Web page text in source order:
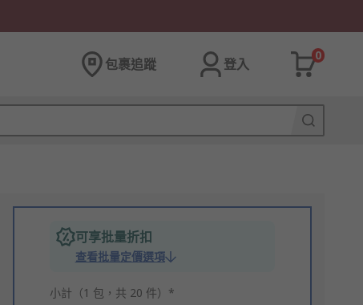
包裹追蹤 登入
0
可享批量折扣
查看批量定價選項
小計（1 包，共 20 件）*